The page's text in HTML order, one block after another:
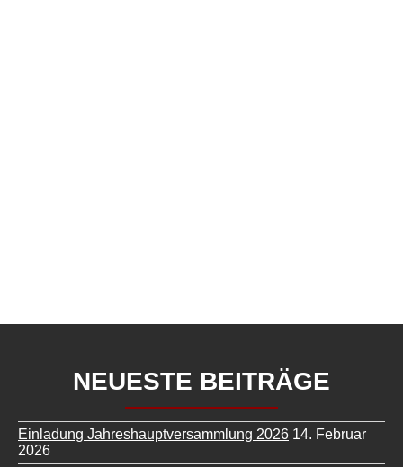
NEUESTE BEITRÄGE
Einladung Jahreshauptversammlung 2026 14. Februar
2026